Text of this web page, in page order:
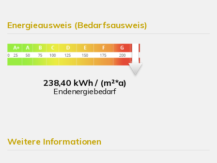
Energieausweis (Bedarfsausweis)
238,40 kWh / (m²*a)
Endenergiebedarf
Weitere Informationen